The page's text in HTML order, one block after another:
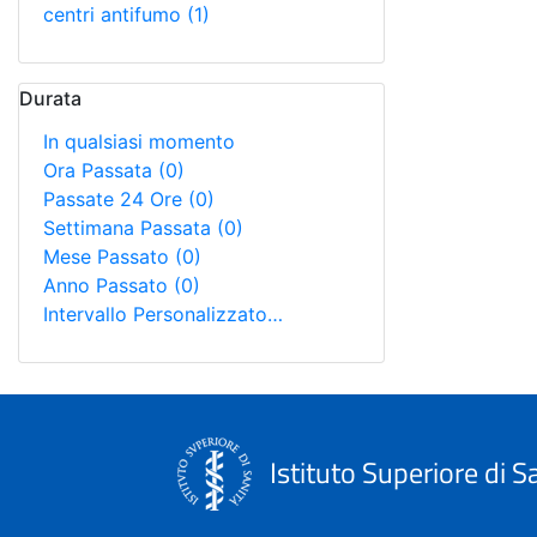
centri antifumo (1)
Durata
In qualsiasi momento
Ora Passata (0)
Passate 24 Ore (0)
Settimana Passata (0)
Mese Passato (0)
Anno Passato (0)
Intervallo Personalizzato…
Istituto Superiore di